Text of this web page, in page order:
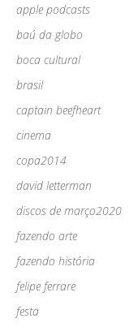
apple podcasts
baú da globo
boca cultural
brasil
captain beefheart
cinema
copa2014
david letterman
discos de março2020
fazendo arte
fazendo história
felipe ferrare
festa